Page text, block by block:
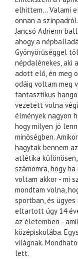
elhittem… Valami
onnan a
Jancsó Adrienn
ahogy a
Gyönyörűséggel
népdalénekes, aki
adott elő, én meg
odáig voltam meg
fantasztikus
vezetett volna
élmények nagyon
hogy milyen jó
minőségben.
hagytak bennem
atlétika
számomra, hogy
voltam akkor - mi
mondtam volna,
sportban, és ügyes
eltartott úgy 14
az életemben -
középiskolába.
világnak.
lett.